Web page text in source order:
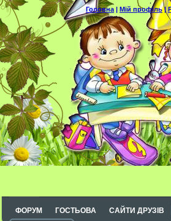
Головна | Мій профіль|
ФОРУМ ГОСТЬОВА САЙТИ ДРУЗІВ